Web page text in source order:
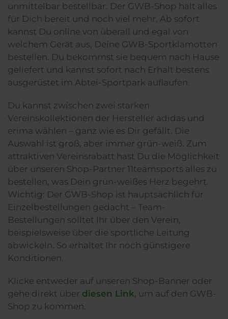
unmittelbar bestellbar. Der GWB-Shop hält alles
für Dich bereit und noch viel mehr. Ab sofort
kannst Du online von überall und egal von
welchem Gerät aus, Deine GWB-Sportklamotten
bestellen. Du bekommst sie bequem nach Hause
geliefert und kannst sofort nach Erhalt bestens
ausgerüstet im Abtei-Sportpark auflaufen.
Du kannst zwischen zwei starken
Vereinskollektionen der Hersteller adidas und
erima wählen – ganz wie es Dir gefällt. Die
Auswahl ist groß, aber immer grün-weiß. Zum
attraktiven Vereinsrabatt hast Du die Möglichkeit
über unseren Shop-Partner 11teamsports alles zu
bestellen, was Dein grün-weißes Herz begehrt.
Wichtig: Der GWB-Shop ist hauptsächlich für
Einzelbestellungen gedacht – Team-
Bestellungen solltet Ihr über den Verein,
beispielsweise über die sportliche Leitung
abwickeln. So erhaltet Ihr noch günstigere
Konditionen.
Klicke entweder auf unseren Shop-Banner oder
gehe direkt über diesen Link , um auf den GWB-
Shop zu kommen.